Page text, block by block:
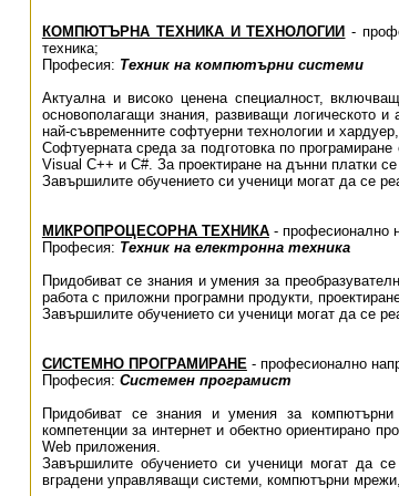
КОМПЮТЪРНА ТЕХНИКА И ТЕХНОЛОГИИ -
техника;
Професия: Техник на компютърни системи
Актуална и високо ценена специалност,
основополагащи знания, развиващи логическото
най-съвременните софтуерни технологии и
Софтуерната среда за подготовка по
Visual C++ и C#. За проектиране на дънни платки
Завършилите обучението си ученици могат да се
МИКРОПРОЦЕСОРНА ТЕХНИКА- професионално
Професия: Техник на електронна техника
Придобиват се знания и умения за
работа с приложни програмни продукти,
Завършилите обучението си ученици могат да се
СИСТЕМНО ПРОГРАМИРАНЕ- професионално
Професия: Системен програмист
Придобиват се знания и умения за
компетенции за интернет и обектно ориентирано
Web приложения.
Завършилите обучението си ученици могат да
вградени управляващи системи, компютърни